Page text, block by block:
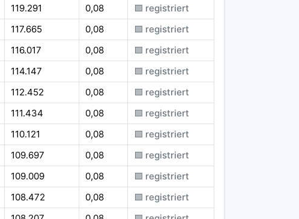
119.291 0,08
🟪 registriert
117.665 0,08
🟪 registriert
116.017 0,08
🟪 registriert
114.147 0,08
🟪 registriert
112.452 0,08
🟪 registriert
111.434 0,08
🟪 registriert
110.121 0,08
🟪 registriert
109.697 0,08
🟪 registriert
109.009 0,08
🟪 registriert
108.472 0,08
🟪 registriert